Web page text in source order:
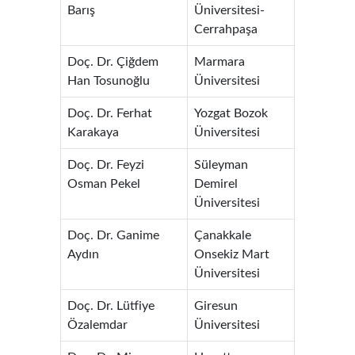
Barış
Üniversitesi-
Cerrahpaşa
Doç. Dr. Çiğdem
Han Tosunoğlu
Marmara
Üniversitesi
Doç. Dr. Ferhat
Karakaya
Yozgat Bozok
Üniversitesi
Doç. Dr. Feyzi
Osman Pekel
Süleyman
Demirel
Üniversitesi
Doç. Dr. Ganime
Aydın
Çanakkale
Onsekiz Mart
Üniversitesi
Doç. Dr. Lütfiye
Özalemdar
Giresun
Üniversitesi